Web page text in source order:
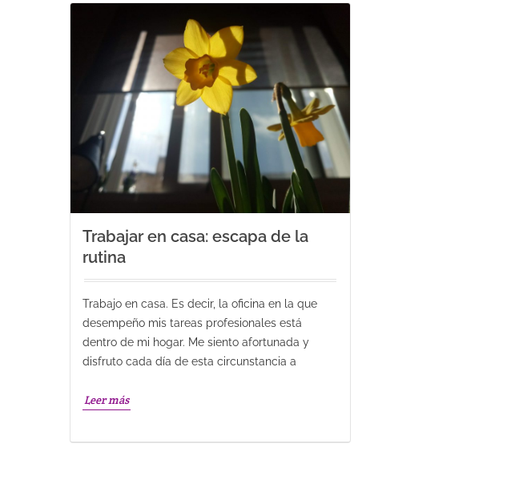
Trabajar en casa: escapa de la
rutina
Trabajo en casa. Es decir, la oficina en la que
desempeño mis tareas profesionales está
dentro de mi hogar. Me siento afortunada y
disfruto cada día de esta circunstancia a
Leer más